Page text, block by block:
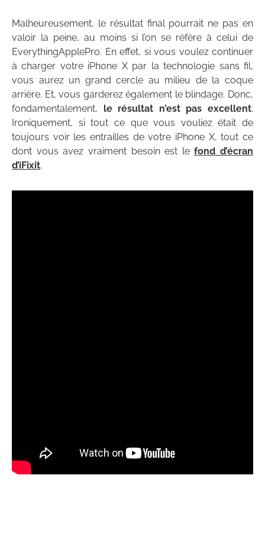
Malheureusement, le résultat final pourrait ne pas en
valoir la peine, au moins si l’on se réfère à celui de
EverythingApplePro. En effet, si vous voulez continuer
à charger votre iPhone X par la technologie sans fil,
vous aurez un grand cercle au milieu de la coque
arrière. Et, vous garderez également le blindage. Donc,
fondamentalement, le résultat n’est pas excellent.
Ironiquement, si tout ce que vous vouliez était de
toujours voir les entrailles de votre iPhone X, tout ce
dont vous avez vraiment besoin est lefond d’écran
d’iFixit.